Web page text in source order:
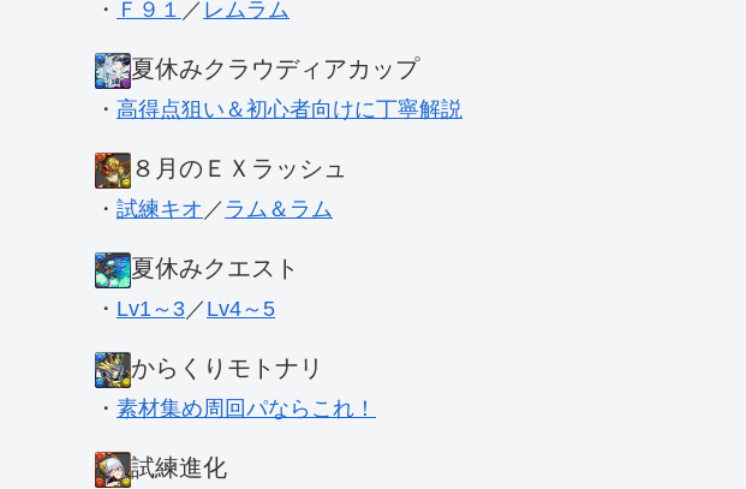
・ Ｆ９１ ／ レムラム
夏休みクラウディアカップ
・ 高得点狙い＆初心者向けに丁寧解説
８月のＥＸラッシュ
・ 試練キオ ／ ラム＆ラム
夏休みクエスト
・ Lv1～3 ／ Lv4～5
からくりモトナリ
・ 素材集め周回パならこれ！
試練進化